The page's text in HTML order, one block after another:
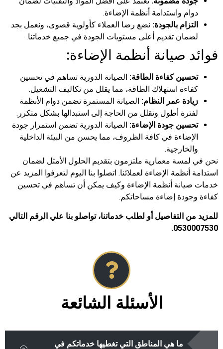
دوام واستدامة أنظمة الإضاءة.
التزام بالجودة: نضع رضا العملاء كأولوية قصوى، ونعمل بجد
لضمان تقديم أعلى مستويات الجودة في جميع خدماتنا.
فوائد صيانة أنظمة الإضاءة:
تحسين كفاءة الطاقة: الصيانة الدورية تساهم في تحسين
كفاءة استهلاك الطاقة، مما يقلل من تكاليف التشغيل.
زيادة عمر النظام: الصيانة المستمرة تضمن دوام الأنظمة
لفترة أطول وتقلل من الحاجة إلى استبدالها بشكل متكرر.
تحسين جودة الإضاءة: الصيانة الدورية تضمن استمرار جودة
الإضاءة في كافة الظروف، مما يحسن من البيئة الداخلية
والخارجية.
نحن في لمسة معمارية ملتزمون بتقديم الحلول الأمثل لضمان
استدامة أنظمة الإضاءة لعملائنا. اتصلوا بنا اليوم لتعرفوا المزيد عن
خدمات صيانة أنظمة الإضاءة وكيف يمكن أن تساهم في تحسين
كفاءة وجودة إضاءة مساحاتكم.
للمزيد من التفاصيل أو لطلب خدماتنا، تواصلو بنا علي الرقم التالي
0530007530
.
الأسئلة الشائعة
ما هي المناطق التي تغطيها خدماتكم في